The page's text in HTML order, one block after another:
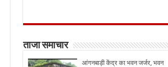
ताजा समाचार
आंगनबाड़ी केंद्र का भवन जर्जर, भवन